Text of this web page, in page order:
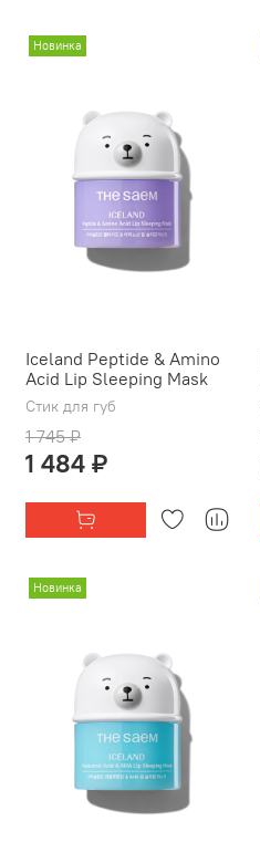
Новинка
Iceland Peptide & Amino
Acid Lip Sleeping Mask
Стик для губ
1 745 ₽
1 484 ₽
Новинка